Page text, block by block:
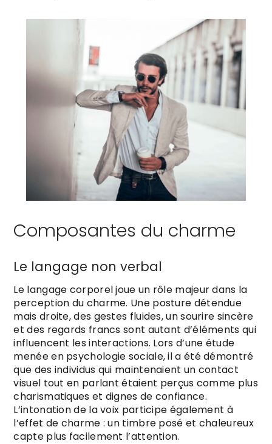
Composantes du charme
Le langage non verbal
Le langage corporel joue un rôle majeur dans la
perception du charme. Une posture détendue
mais droite, des gestes fluides, un sourire sincère
et des regards francs sont autant d’éléments qui
influencent les interactions. Lors d’une étude
menée en psychologie sociale, il a été démontré
que des individus qui maintenaient un contact
visuel tout en parlant étaient perçus comme plus
charismatiques et dignes de confiance.
L’intonation de la voix participe également à
l’effet de charme : un timbre posé et chaleureux
capte plus facilement l’attention.